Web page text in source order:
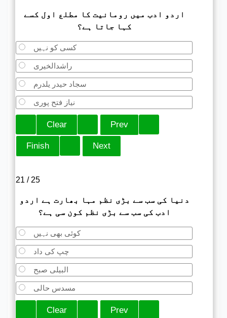
اردو ادب میں رومانیت کا مطلع اول کسے
کہا جاتا ہے؟
کسی کو نہیں
راشدالخیری
سجاد حیدر یلدرم
نیاز فتح پوری
21 / 25
دنیا کی سب سے بڑی نظم مہا بھارت ہے اردو
ادب کی سب سے بڑی نظم کون سی ہے؟
کوئی بھی نہیں
چپ کی داد
البیلی صبح
مسدس حالی